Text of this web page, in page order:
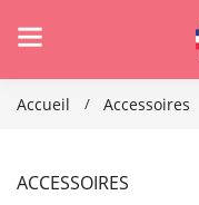
Accueil Accessoires
ACCESSOIRES